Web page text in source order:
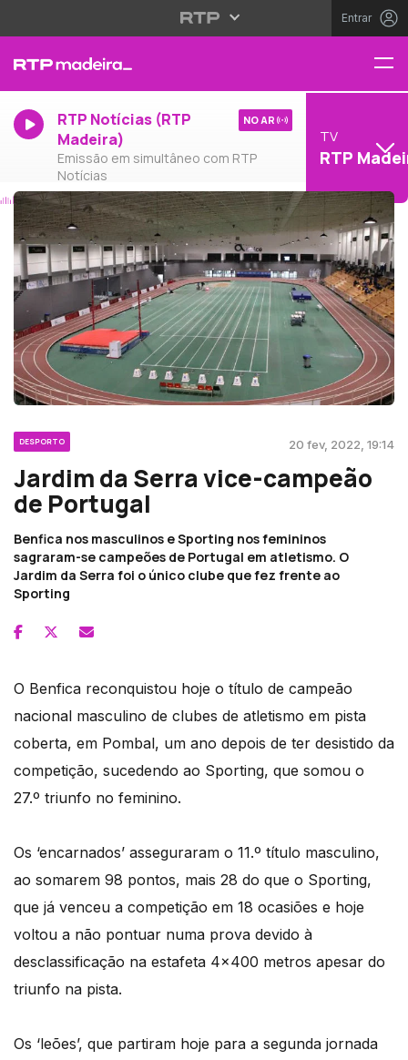
Entrar
RTP Notícias (RTP
Madeira)
Emissão em simultâneo com RTP
Notícias
NO AR
TV
RTP
DESPORTO 20 fev, 2022, 19:14
Jardim da Serra vice-campeão
de Portugal
Benfica nos masculinos e Sporting nos femininos
sagraram-se campeões de Portugal em atletismo. O
Jardim da Serra foi o único clube que fez frente ao
Sporting
O Benfica reconquistou hoje o título de campeão
nacional masculino de clubes de atletismo em pista
coberta, em Pombal, um ano depois de ter desistido da
competição, sucedendo ao Sporting, que somou o
27.º triunfo no feminino.
Os ‘encarnados’ asseguraram o 11.º título masculino,
ao somarem 98 pontos, mais 28 do que o Sporting,
que já venceu a competição em 18 ocasiões e hoje
voltou a não pontuar numa prova devido à
desclassificação na estafeta 4×400 metros apesar do
triunfo na pista.
Os ‘leões’, que partiram hoje para a segunda jornada